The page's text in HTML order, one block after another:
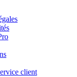
client